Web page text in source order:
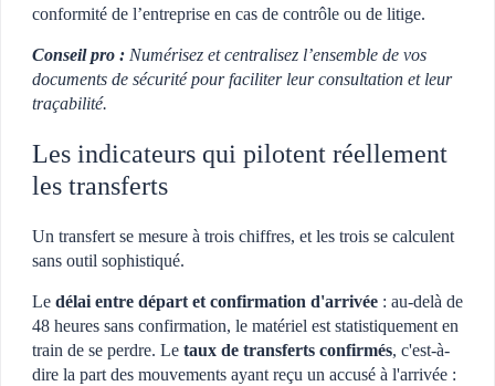
conformité de l’entreprise en cas de contrôle ou de litige.
Conseil pro : Numérisez et centralisez l’ensemble de vos
documents de sécurité pour faciliter leur consultation et leur
traçabilité.
Les indicateurs qui pilotent réellement
les transferts
Un transfert se mesure à trois chiffres, et les trois se calculent
sans outil sophistiqué.
Le délai entre départ et confirmation d'arrivée : au-delà de
48 heures sans confirmation, le matériel est statistiquement en
train de se perdre. Le taux de transferts confirmés, c'est-à-
dire la part des mouvements ayant reçu un accusé à l'arrivée :